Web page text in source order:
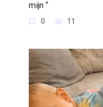
mijn “
0 11